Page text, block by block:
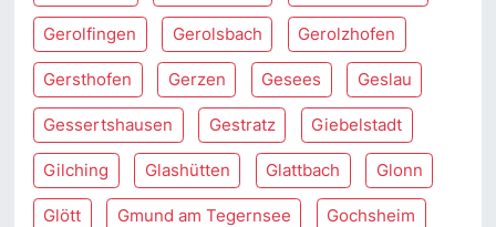
Gerolfingen Gerolsbach Gerolzhofen
Gersthofen Gerzen Gesees Geslau
Gessertshausen Gestratz Giebelstadt
Gilching Glashütten Glattbach Glonn
Glött Gmund am Tegernsee Gochsheim